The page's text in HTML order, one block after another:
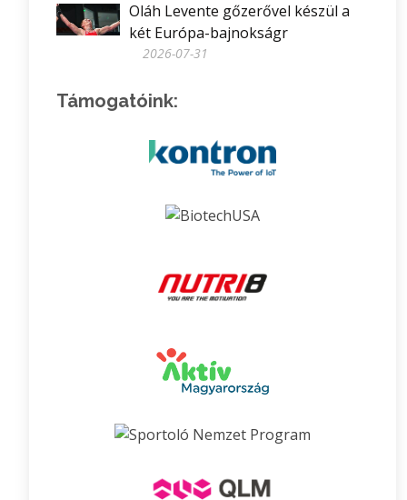
Oláh Levente gőzerővel készül a
két Európa-bajnokságr
2026-07-31
Támogatóink: